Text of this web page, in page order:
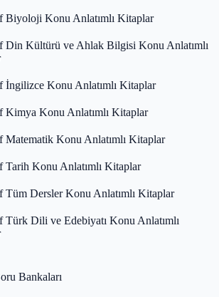
Biyoloji Konu Anlatımlı Kitaplar
Din Kültürü ve Ahlak Bilgisi Konu Anlatımlı
İngilizce Konu Anlatımlı Kitaplar
Kimya Konu Anlatımlı Kitaplar
Matematik Konu Anlatımlı Kitaplar
Tarih Konu Anlatımlı Kitaplar
Tüm Dersler Konu Anlatımlı Kitaplar
Türk Dili ve Edebiyatı Konu Anlatımlı
Bankaları